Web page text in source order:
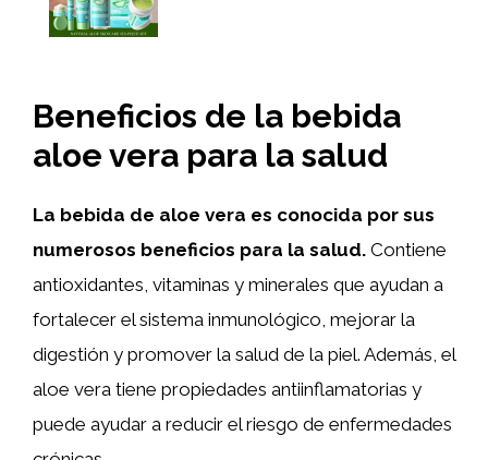
Beneficios de la bebida
aloe vera para la salud
La bebida de aloe vera es conocida por sus
numerosos beneficios para la salud. Contiene
antioxidantes, vitaminas y minerales que ayudan a
fortalecer el sistema inmunológico, mejorar la
digestión y promover la salud de la piel. Además, el
aloe vera tiene propiedades antiinflamatorias y
puede ayudar a reducir el riesgo de enfermedades